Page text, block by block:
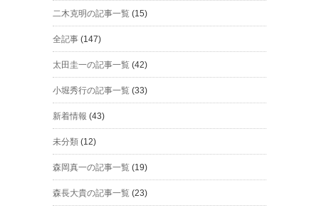
二木克明の記事一覧 (15)
全記事 (147)
太田圭一の記事一覧 (42)
小堀秀行の記事一覧 (33)
新着情報 (43)
未分類 (12)
森岡真一の記事一覧 (19)
森長大貴の記事一覧 (23)